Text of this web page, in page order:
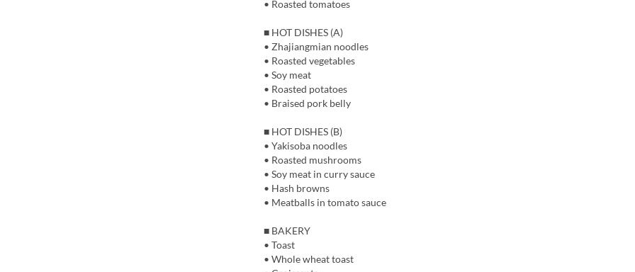
• Roasted tomatoes
■ HOT DISHES (A)
• Zhajiangmian noodles
• Roasted vegetables
• Soy meat
• Roasted potatoes
• Braised pork belly
■ HOT DISHES (B)
• Yakisoba noodles
• Roasted mushrooms
• Soy meat in curry sauce
• Hash browns
• Meatballs in tomato sauce
■ BAKERY
• Toast
• Whole wheat toast